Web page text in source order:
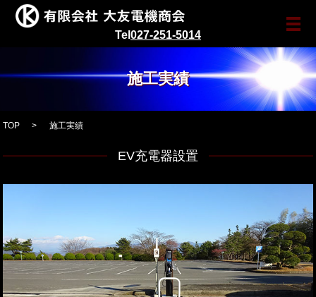
Tel 027-251-5014
メ
施工実績
TOP 施工実績
EV充電器設置